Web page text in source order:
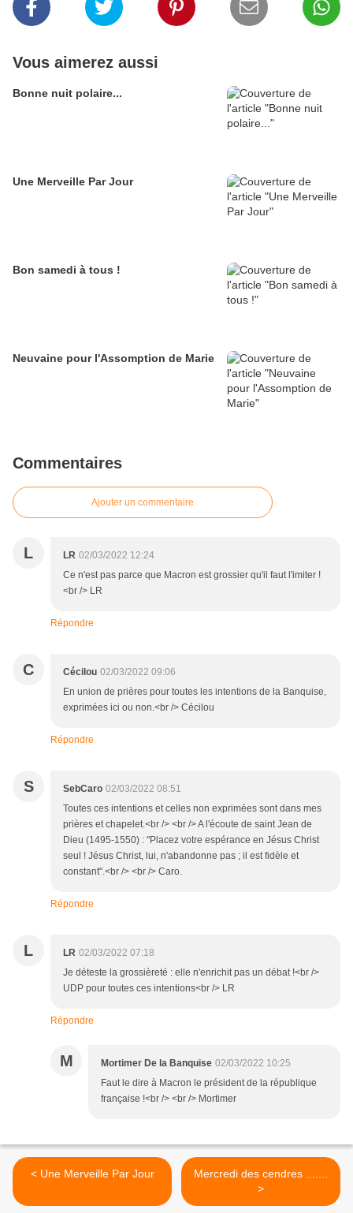
Vous aimerez aussi
Bonne nuit polaire...
Une Merveille Par Jour
Bon samedi à tous !
Neuvaine pour l'Assomption de Marie
Commentaires
Ajouter un commentaire
L LR 02/03/2022 12:24
Ce n'est pas parce que Macron est grossier qu'il faut l'imiter !
<br /> LR
Répondre
C Cécilou 02/03/2022 09:06
En union de prières pour toutes les intentions de la Banquise,
exprimées ici ou non.<br /> Cécilou
Répondre
S SebCaro 02/03/2022 08:51
Toutes ces intentions et celles non exprimées sont dans mes
prières et chapelet.<br /> <br /> A l'écoute de saint Jean de
Dieu (1495-1550) : "Placez votre espérance en Jésus Christ
seul ! Jésus Christ, lui, n'abandonne pas ; il est fidèle et
constant".<br /> <br /> Caro.
Répondre
L LR 02/03/2022 07:18
Je déteste la grossièreté : elle n'enrichit pas un débat !<br />
UDP pour toutes ces intentions<br /> LR
Répondre
M Mortimer De la Banquise 02/03/2022 10:25
Faut le dire à Macron le président de la république
française !<br /> <br /> Mortimer
< Une Merveille Par Jour
Mercredi des cendres .......
>